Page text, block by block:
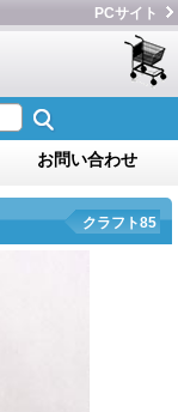
PCサイト
お問い合わせ
クラフト85